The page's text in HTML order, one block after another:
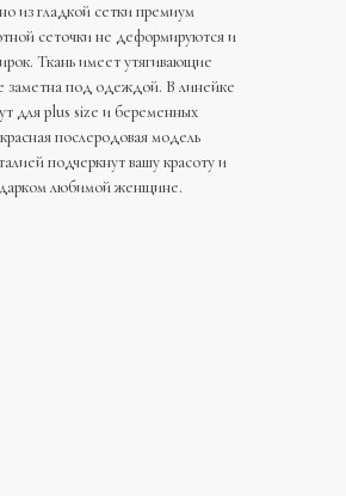
из гладкой сетки премиум
сеточки не деформируются и
Ткань имеет утягивающие
заметна под одеждой. В линейке
для plus size и беременных
послеродовая модель
подчеркнут вашу красоту и
любимой женщине.